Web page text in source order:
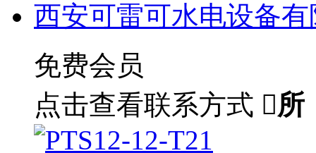
西安可雷可水电设备
免费会员
点击查看联系方式 所